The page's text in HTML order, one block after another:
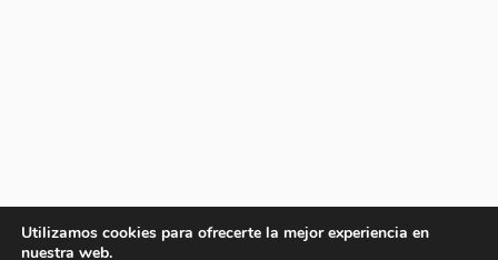
Utilizamos cookies para ofrecerte la mejor experiencia en
nuestra web.